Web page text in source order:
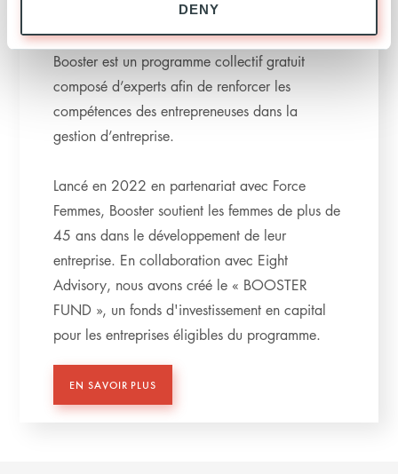
DENY
Booster by Force Femmes
Booster est un programme collectif gratuit
composé d’experts afin de renforcer les
compétences des entrepreneuses dans la
gestion d’entreprise.
Lancé en 2022 en partenariat avec Force
Femmes, Booster soutient les femmes de plus de
45 ans dans le développement de leur
entreprise. En collaboration avec Eight
Advisory, nous avons créé le « BOOSTER
FUND », un fonds d'investissement en capital
pour les entreprises éligibles du programme.
EN SAVOIR PLUS